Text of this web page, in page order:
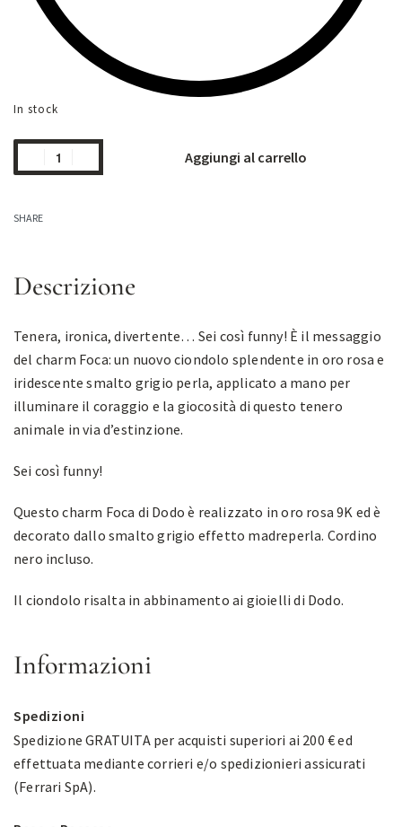
In stock
Aggiungi al carrello
SHARE
Descrizione
Tenera, ironica, divertente… Sei così funny! È il messaggio
del charm Foca: un nuovo ciondolo splendente in oro rosa e
iridescente smalto grigio perla, applicato a mano per
illuminare il coraggio e la giocosità di questo tenero
animale in via d’estinzione.
Sei così funny!
Questo charm Foca di Dodo è realizzato in oro rosa 9K ed è
decorato dallo smalto grigio effetto madreperla. Cordino
nero incluso.
Il ciondolo risalta in abbinamento ai gioielli di Dodo.
Informazioni
Spedizioni
Spedizione GRATUITA per acquisti superiori ai 200 € ed
effettuata mediante corrieri e/o spedizionieri assicurati
(Ferrari SpA).